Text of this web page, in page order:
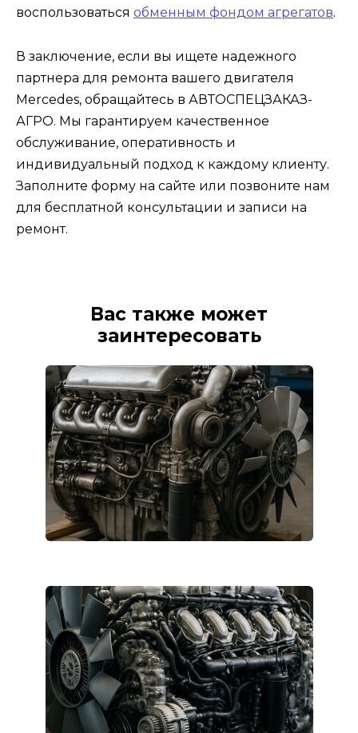
воспользоваться обменным фондом агрегатов.
В заключение, если вы ищете надежного
партнера для ремонта вашего двигателя
Mercedes, обращайтесь в АВТОСПЕЦЗАКАЗ-
АГРО. Мы гарантируем качественное
обслуживание, оперативность и
индивидуальный подход к каждому клиенту.
Заполните форму на сайте или позвоните нам
для бесплатной консультации и записи на
ремонт.
Вас также может
заинтересовать